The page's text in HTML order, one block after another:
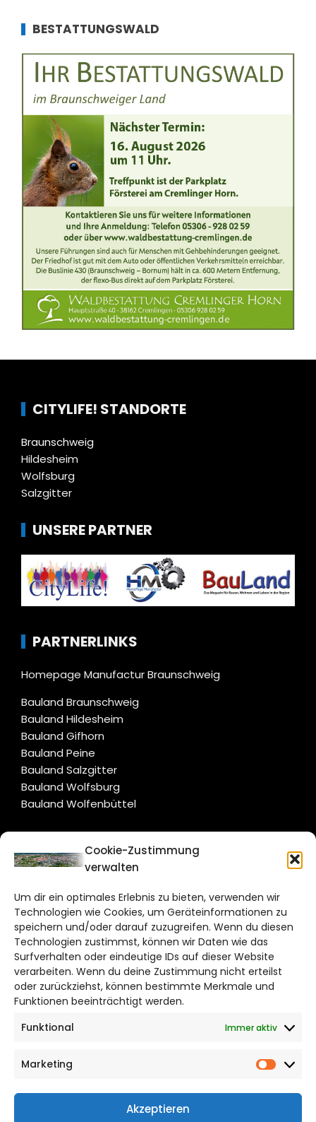
Cookie-Zustimmung
verwalten
Um dir ein optimales Erlebnis zu bieten, verwenden wir
Technologien wie Cookies, um Geräteinformationen zu
speichern und/oder darauf zuzugreifen. Wenn du diesen
Technologien zustimmst, können wir Daten wie das
Surfverhalten oder eindeutige IDs auf dieser Website
verarbeiten. Wenn du deine Zustimmung nicht erteilst
oder zurückziehst, können bestimmte Merkmale und
Funktionen beeinträchtigt werden.
Funktional
Immer aktiv
Marketing
Akzeptieren
BESTATTUNGSWALD
CITYLIFE! STANDORTE
Braunschweig
Hildesheim
Wolfsburg
Salzgitter
UNSERE PARTNER
PARTNERLINKS
Homepage Manufactur Braunschweig
Bauland Braunschweig
Bauland Hildesheim
Bauland Gifhorn
Bauland Peine
Bauland Salzgitter
Bauland Wolfsburg
Bauland Wolfenbüttel
CITYLIFE!
Bruchtorwall 12
38100 Braunschweig
Telefon: 0531 387220 – 65
DAS STADTMAGAZIN FÜR
BRAUNSCHWEIG
Impressum
Cookie Richtlinie
CITYLIFE! BEI FACEBOOK